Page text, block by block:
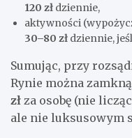
120 zł dziennie,
aktywności
30–80 zł dziennie,
Sumując, przy
Rynie można
zł za osobę (nie
ale nie luksusowym